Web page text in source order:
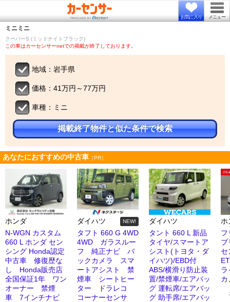
お気に入り メニュー
ミニ ミニ
クーパーS (ミッドナイトブラック)
この車はカーセンサーnetでの掲載が終了しております。
地域：岩手県
価格：41万円～77万円
車種：ミニ
掲載終了物件と似た条件で検索
あなたにおすすめの中古車 ［PR］
ホンダ
N-WGN カスタム
660 L ホンダ セン
シング Honda認定
中古車 修復歴な
し Honda販売店
全国保証1年 ワン
オーナー 禁煙
車 7インチナビ
ダイハツ NEW!
タフト 660 G 4WD
4WD ガラスルー
フ 純正ナビ バ
ックカメラ スマ
ートアシスト 禁
煙車 シートヒー
ター ドラレコ
コーナーセンサ
ダイハツ
タント 660 L 新品
タイヤ/スマートア
シスト(トヨタ・ダ
イハツ)/EBD付
ABS/横滑り防止装
置/禁煙車/エアバッ
グ 運転席/エアバッ
グ 助手席/エアバッ
ホ
フ
ブ
ラ